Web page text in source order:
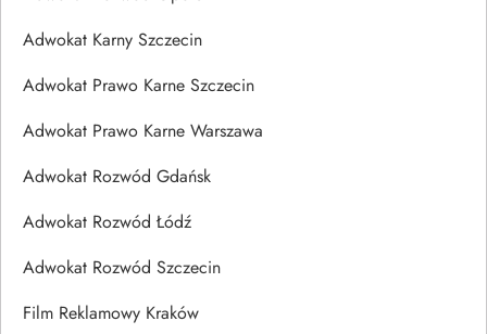
Adwokat Karny Szczecin
Adwokat Prawo Karne Szczecin
Adwokat Prawo Karne Warszawa
Adwokat Rozwód Gdańsk
Adwokat Rozwód Łódź
Adwokat Rozwód Szczecin
Film Reklamowy Kraków